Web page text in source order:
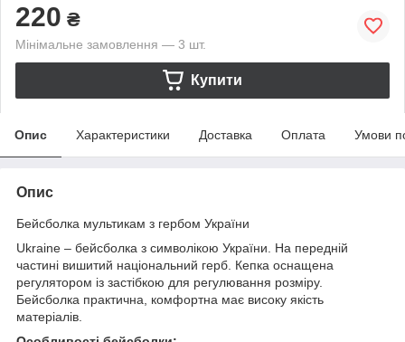
220 ₴
Мінімальне замовлення — 3 шт.
Купити
Опис Характеристики Доставка Оплата Умови
Опис
Бейсболка мультикам з гербом України
Ukraine – бейсболка з символікою України. На передній
частині вишитий національний герб. Кепка оснащена
регулятором із застібкою для регулювання розміру.
Бейсболка практична, комфортна має високу якість
матеріалів.